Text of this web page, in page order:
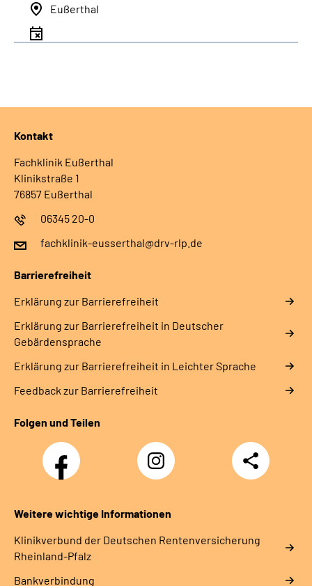
Eußerthal
Kontakt
Fachklinik Eußerthal
Klinikstraße 1
76857 Eußerthal
06345 20-0
fachklinik-eusserthal@drv-rlp.de
Barrierefreiheit
Erklärung zur Barrierefreiheit
Erklärung zur Barrierefreiheit in Deutscher
Gebärdensprache
Erklärung zur Barrierefreiheit in Leichter Sprache
Feedback zur Barrierefreiheit
Folgen und Teilen
Facebook
Instagram
DRV
Nachwuchskräfte
Teilen
Weitere wichtige Informationen
Klinikverbund der Deutschen Rentenversicherung
Rheinland-Pfalz
Bankverbindung